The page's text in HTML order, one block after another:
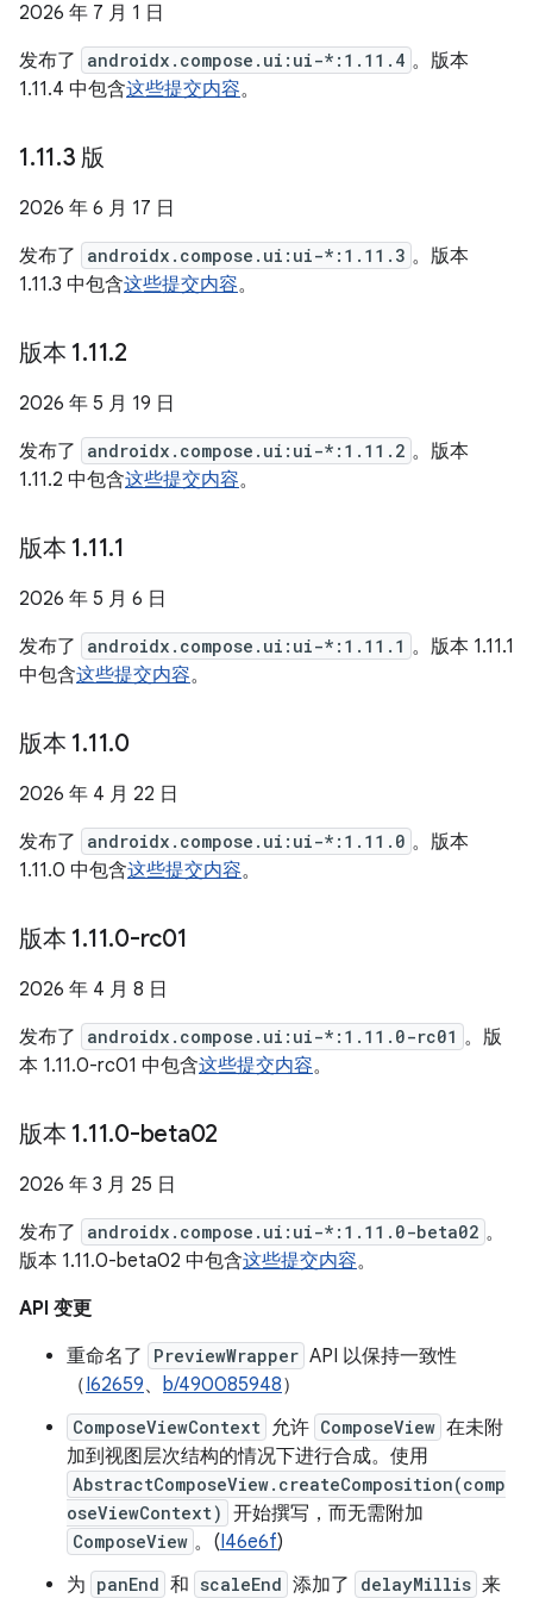
2026 年 7 月 1 日
发布了
androidx.compose.ui:ui-*:1.11.4 。版本
1.11.4 中包含这些提交内容。
1.11.3 版
2026 年 6 月 17 日
发布了
androidx.compose.ui:ui-*:1.11.3 。版本
1.11.3 中包含这些提交内容。
版本 1.11.2
2026 年 5 月 19 日
发布了
androidx.compose.ui:ui-*:1.11.2 。版本
1.11.2 中包含这些提交内容。
版本 1.11.1
2026 年 5 月 6 日
发布了
androidx.compose.ui:ui-*:1.11.1 。版本 1.11.1
中包含这些提交内容。
版本 1.11.0
2026 年 4 月 22 日
发布了
androidx.compose.ui:ui-*:1.11.0 。版本
1.11.0 中包含这些提交内容。
版本 1.11.0-rc01
2026 年 4 月 8 日
发布了
androidx.compose.ui:ui-*:1.11.0-rc01 。版
本 1.11.0-rc01 中包含这些提交内容。
版本 1.11.0-beta02
2026 年 3 月 25 日
发布了
androidx.compose.ui:ui-*:1.11.0-beta02 。
版本 1.11.0-beta02 中包含这些提交内容。
API 变更
重命名了
PreviewWrapper API 以保持一致性
（I62659、 b/490085948）
ComposeViewContext 允许 ComposeView 在未附
加到视图层次结构的情况下进行合成。使用
AbstractComposeView.createComposition(comp
oseViewContext) 开始撰写，而无需附加
ComposeView 。(I46e6f)
为 panEnd 和 scaleEnd 添加了 delayMillis 来